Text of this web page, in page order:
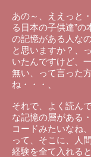
あの～、ええっと
る日本の子供達”
の記憶がある人な
と思いますか？、
いたんですけど、
無い、って言った
ね・・・、
それで、よく読ん
な記憶の層がある
コードみたいなね
って、そこに、人
経験を全て入れる